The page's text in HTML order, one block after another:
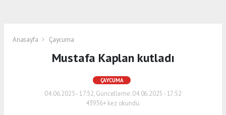
Anasayfa Çaycuma
Mustafa Kaplan kutladı
ÇAYCUMA
04.06.2025 - 17:52, Güncelleme: 04.06.2025 - 17:52
43936+ kez okundu.